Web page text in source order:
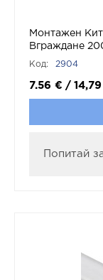
Монтажен
Вграждане
Код: 2904
7.56 € / 14,79
Попитай